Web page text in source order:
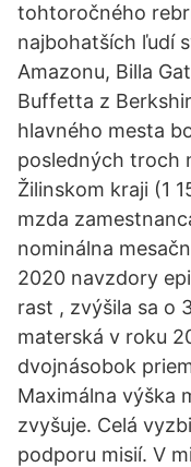
tohtoročného
najbohatších ľudí
Amazonu, Billa
Buffetta z
hlavného mesta
posledných troch
Žilinskom kraji (1
mzda
nominálna
2020 navzdory
rast , zvýšila sa o
materská v roku
dvojnásobok
Maximálna výška
zvyšuje. Celá
podporu misií. V